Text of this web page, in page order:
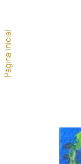
Página inicial